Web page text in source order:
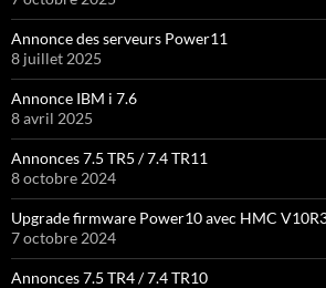
Annonce des serveurs Power11
8 juillet 2025
Annonce IBM i 7.6
8 avril 2025
Annonces 7.5 TR5 / 7.4 TR11
8 octobre 2024
Upgrade firmware Power10 avec HMC
7 octobre 2024
Annonces 7.5 TR4 / 7.4 TR10